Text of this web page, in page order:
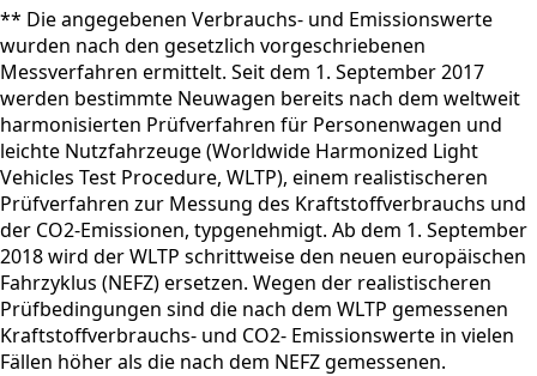
** Die angegebenen Verbrauchs- und Emissionswerte
wurden nach den gesetzlich vorgeschriebenen
Messverfahren ermittelt. Seit dem 1. September 2017
werden bestimmte Neuwagen bereits nach dem weltweit
harmonisierten Prüfverfahren für Personenwagen und
leichte Nutzfahrzeuge (Worldwide Harmonized Light
Vehicles Test Procedure, WLTP), einem realistischeren
Prüfverfahren zur Messung des Kraftstoffverbrauchs und
der CO2-Emissionen, typgenehmigt. Ab dem 1. September
2018 wird der WLTP schrittweise den neuen europäischen
Fahrzyklus (NEFZ) ersetzen. Wegen der realistischeren
Prüfbedingungen sind die nach dem WLTP gemessenen
Kraftstoffverbrauchs- und CO2- Emissionswerte in vielen
Fällen höher als die nach dem NEFZ gemessenen.